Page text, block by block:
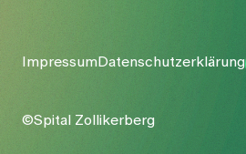
ImpressumDatenschutzerklärung
©Spital Zollikerberg